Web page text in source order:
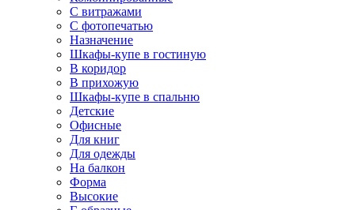
С витражами
С фотопечатью
Назначение
Шкафы-купе в гостиную
В коридор
В прихожую
Шкафы-купе в спальню
Детские
Офисные
Для книг
Для одежды
На балкон
Форма
Высокие